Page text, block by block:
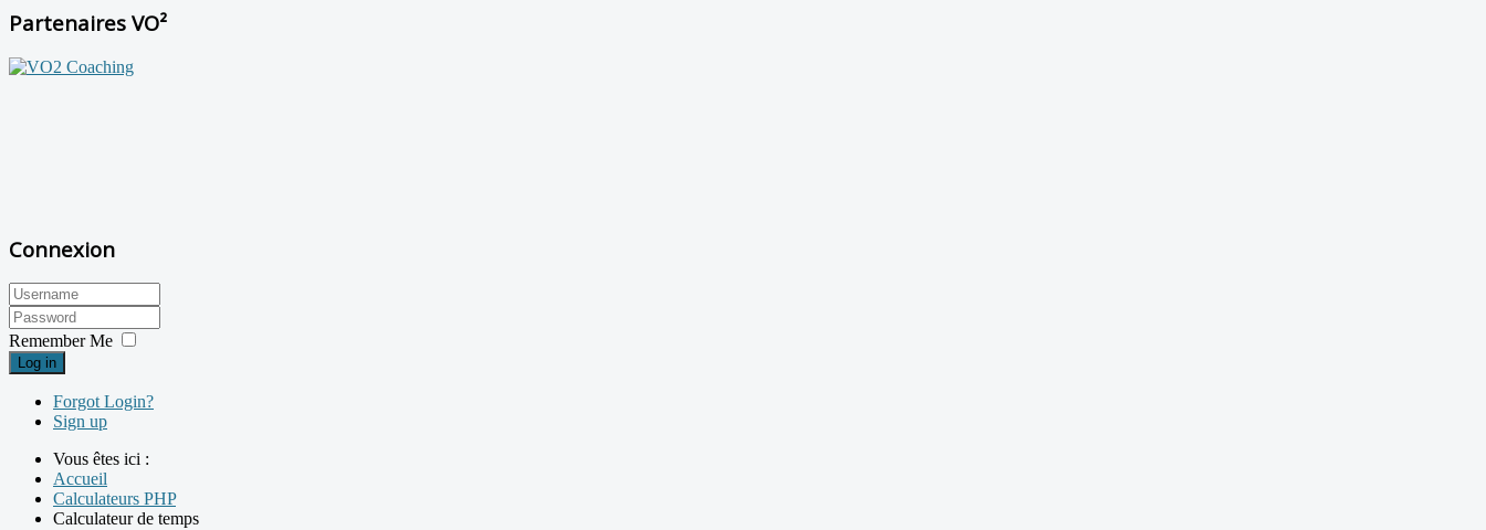
Partenaires VO²
Connexion
Remember Me
Log in
Forgot Login?
Sign up
Vous êtes ici :
Accueil
Calculateurs PHP
Calculateur de temps